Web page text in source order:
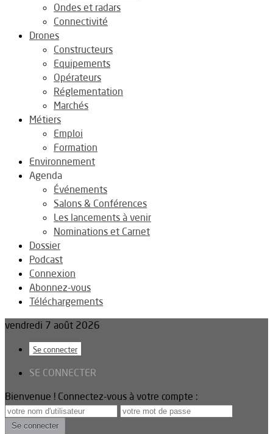
Ondes et radars
Connectivité
Drones
Constructeurs
Equipements
Opérateurs
Réglementation
Marchés
Métiers
Emploi
Formation
Environnement
Agenda
Événements
Salons & Conférences
Les lancements à venir
Nominations et Carnet
Dossier
Podcast
Connexion
Abonnez-vous
Téléchargements
vendredi 7 août 2026
Se connecter
SE CONNECTER
Bienvenue ! Connectez-vous à votre compte :